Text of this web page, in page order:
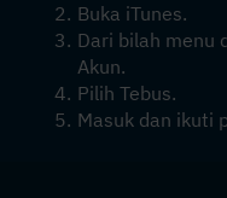
Buka iTunes.
Dari bilah menu
Akun.
Pilih Tebus.
Masuk dan ikuti